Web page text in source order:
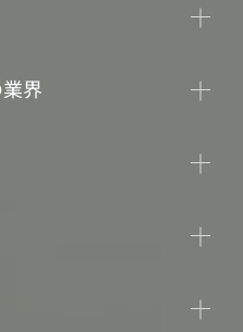
界